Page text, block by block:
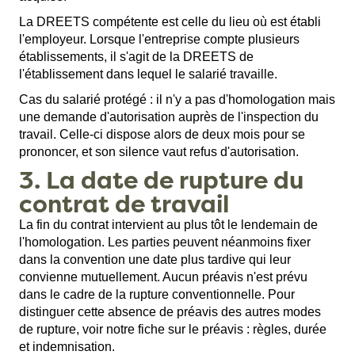
La DREETS compétente est celle du lieu où est établi
l'employeur. Lorsque l'entreprise compte plusieurs
établissements, il s'agit de la DREETS de
l'établissement dans lequel le salarié travaille.
Cas du salarié protégé : il n'y a pas d'homologation mais
une demande d'autorisation auprès de l'inspection du
travail. Celle-ci dispose alors de deux mois pour se
prononcer, et son silence vaut refus d'autorisation.
3. La date de rupture du
contrat de travail
La fin du contrat intervient au plus tôt le lendemain de
l'homologation. Les parties peuvent néanmoins fixer
dans la convention une date plus tardive qui leur
convienne mutuellement. Aucun préavis n'est prévu
dans le cadre de la rupture conventionnelle. Pour
distinguer cette absence de préavis des autres modes
de rupture, voir notre fiche sur le préavis : règles, durée
et indemnisation.